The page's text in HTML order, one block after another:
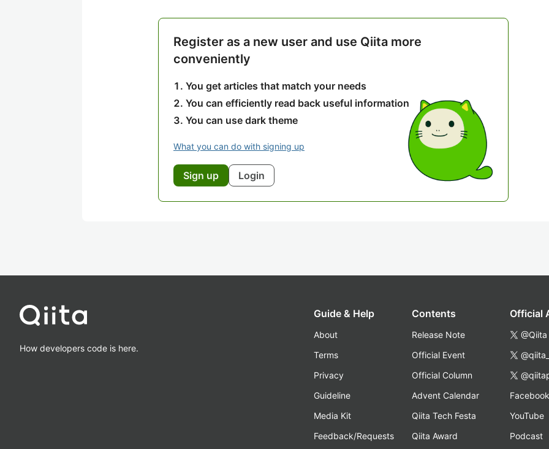
Register as a new user and use Qiita more
conveniently
You get articles that match your needs
You can efficiently read back useful information
You can use dark theme
What you can do with signing up
Sign up Login
How developers code is here.
Guide & Help
About
Terms
Privacy
Guideline
Media Kit
Feedback/Requests
Contents
Release Note
Official Event
Official Column
Advent Calendar
Qiita Tech Festa
Qiita Award
Official
@Qiita
Facebook
YouTube
Podcast